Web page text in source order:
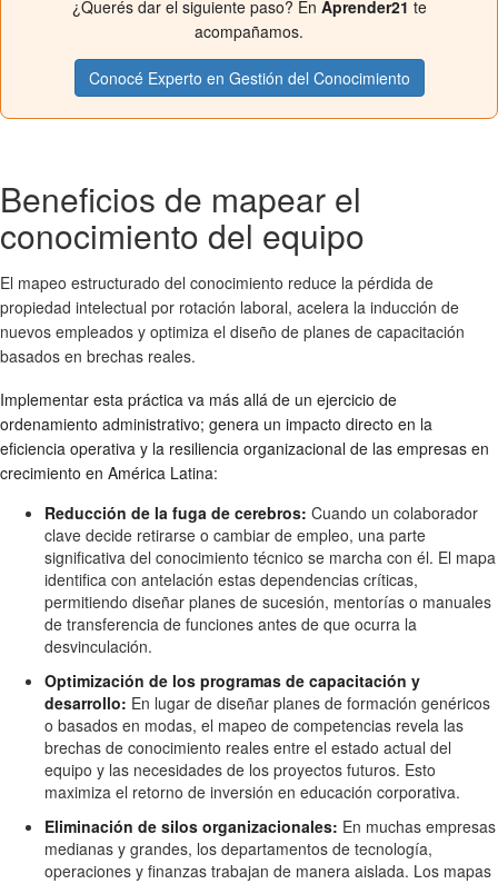
¿Querés dar el siguiente paso? En Aprender21 te
acompañamos.
Conocé Experto en Gestión del Conocimiento
Beneficios de mapear el
conocimiento del equipo
El mapeo estructurado del conocimiento reduce la pérdida de
propiedad intelectual por rotación laboral, acelera la inducción de
nuevos empleados y optimiza el diseño de planes de capacitación
basados en brechas reales.
Implementar esta práctica va más allá de un ejercicio de
ordenamiento administrativo; genera un impacto directo en la
eficiencia operativa y la resiliencia organizacional de las empresas en
crecimiento en América Latina:
Reducción de la fuga de cerebros: Cuando un colaborador
clave decide retirarse o cambiar de empleo, una parte
significativa del conocimiento técnico se marcha con él. El mapa
identifica con antelación estas dependencias críticas,
permitiendo diseñar planes de sucesión, mentorías o manuales
de transferencia de funciones antes de que ocurra la
desvinculación.
Optimización de los programas de capacitación y
desarrollo: En lugar de diseñar planes de formación genéricos
o basados en modas, el mapeo de competencias revela las
brechas de conocimiento reales entre el estado actual del
equipo y las necesidades de los proyectos futuros. Esto
maximiza el retorno de inversión en educación corporativa.
Eliminación de silos organizacionales: En muchas empresas
medianas y grandes, los departamentos de tecnología,
operaciones y finanzas trabajan de manera aislada. Los mapas